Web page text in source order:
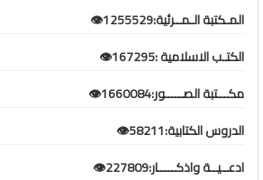
المـكتبة الـمــرئية:1255529👁️
الكتـب الاسلامية :167295👁️
مكـــتبة الصـــــور:1660084👁️
الدروس الكتابية:58211👁️
ادعــيــة واذكـــــار:227809👁️